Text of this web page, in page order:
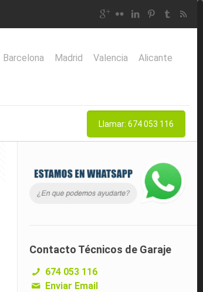
Barcelona Madrid Valencia Alicante
Llamar: 674 053 116
Contacto Técnicos de Garaje
674 053 116
Enviar Email